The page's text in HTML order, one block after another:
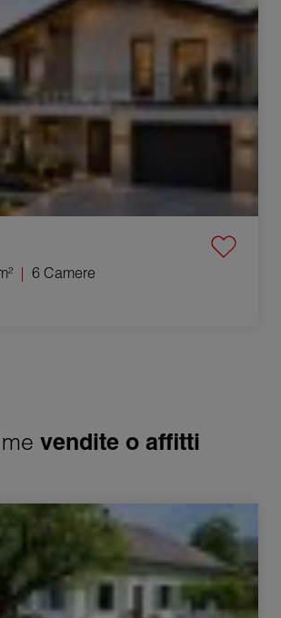
6 Camere
vendite o affitti
3 Camere 97 m²